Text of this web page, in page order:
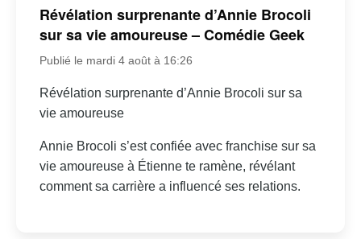
Révélation surprenante d’Annie Brocoli
sur sa vie amoureuse – Comédie Geek
Publié le mardi 4 août à 16:26
Révélation surprenante d’Annie Brocoli sur sa
vie amoureuse
Annie Brocoli s’est confiée avec franchise sur sa
vie amoureuse à Étienne te ramène, révélant
comment sa carrière a influencé ses relations.